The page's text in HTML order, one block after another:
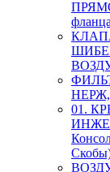
01.